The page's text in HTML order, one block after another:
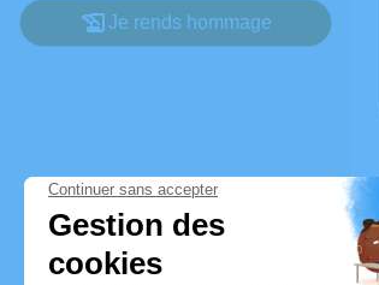
Je rends hommage